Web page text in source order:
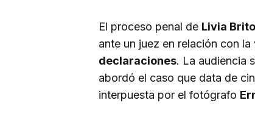
El proceso penal de Livia Brito
ante un juez en relación con
declaraciones. La audiencia
abordó el caso que data de
interpuesta por el fotógrafo